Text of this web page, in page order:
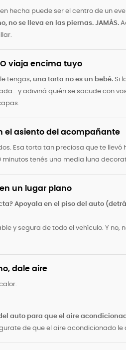
hecha puede ser el centro de un
no se lleva en las piernas. JAMÁS.
viaja encima tuyo
tengas, una torta no es un bebé. Si
y adiviná quién se sacude con
el asiento del acompañante
Esa torta tan preciosa que te
minutos tenés una media luna
un lugar plano
Apoyala en el piso del auto
y segura de todo el vehículo. Y
dale aire
auto para que el aire
de que el aire acondicionado